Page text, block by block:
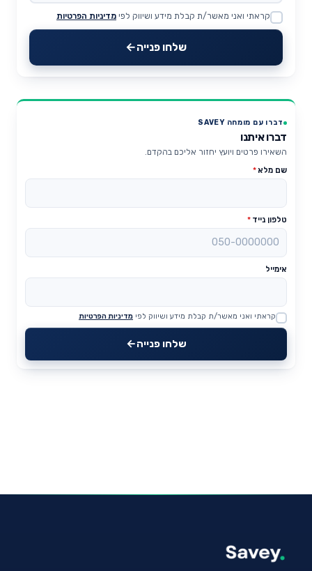
Website
קראתי ואני מאשר/ת קבלת מידע ושיווק לפי מדיניות הפרטיות
שלחו פנייה
דברו עם מומחה SAVEY
דברו איתנו
השאירו פרטים ויועץ יחזור אליכם בהקדם.
שם מלא*
טלפון נייד *
אימייל
Website
קראתי ואני מאשר/ת קבלת מידע ושיווק לפי מדיניות הפרטיות
שלחו פנייה